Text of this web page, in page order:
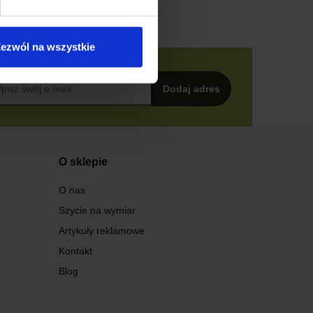
na wszystkie
O sklepie
O nas
Szycie na wymiar
Artykuły reklamowe
Kontakt
Blog